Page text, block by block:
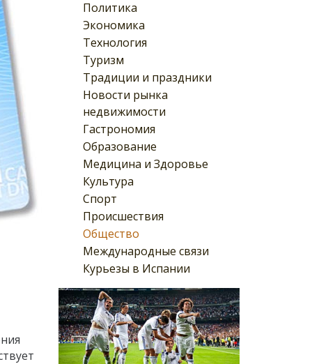
Политика
Экономика
Технология
Туризм
Традиции и праздники
Новости рынка
недвижимости
Гастрономия
Образование
Медицина и Здоровье
Культура
Спорт
Происшествия
Общество
Международные связи
Курьезы в Испании